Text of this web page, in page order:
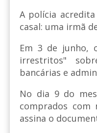
A polícia
casal: uma irmã
Em 3 de junho,
irrestritos"
bancárias e
No dia 9 do
comprados com
assina o